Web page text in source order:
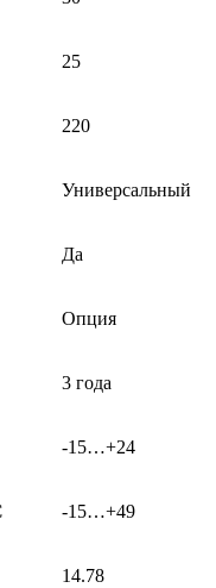
25
220
Универсальный
Да
Опция
3 года
-15…+24
-15…+49
14.78